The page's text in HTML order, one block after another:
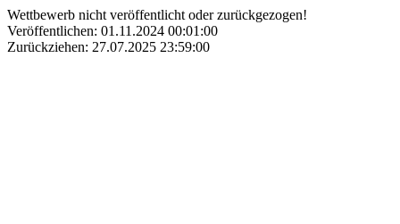
Wettbewerb nicht veröffentlicht oder zurückgezogen!
Veröffentlichen: 01.11.2024 00:01:00
Zurückziehen: 27.07.2025 23:59:00